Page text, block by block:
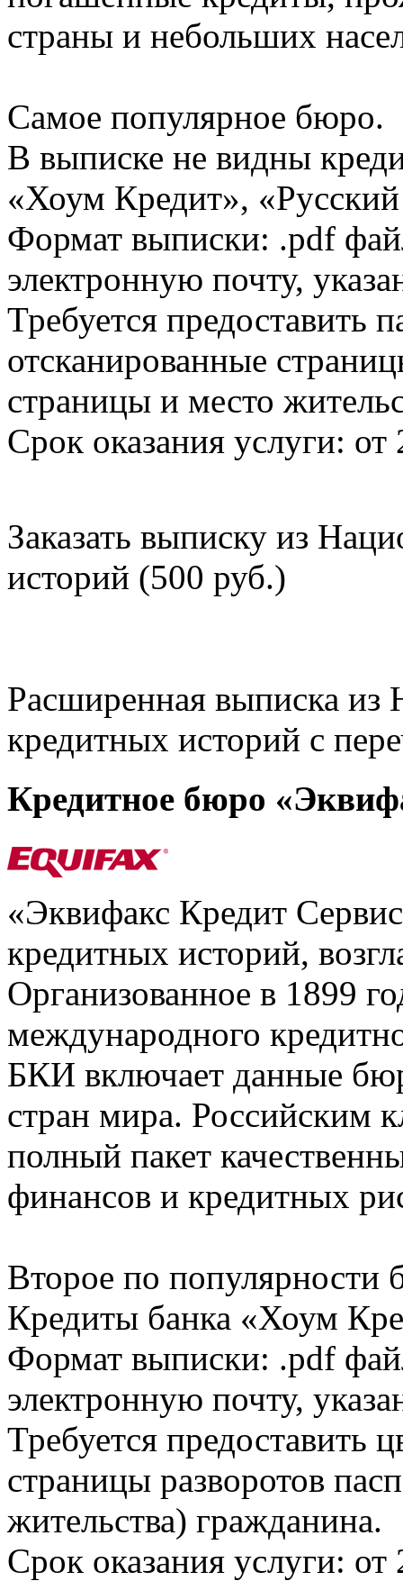
страны и небольших
Самое популярное бюро.
В выписке не видны
«Хоум Кредит»,
Формат выписки: .pdf
электронную почту,
Требуется предоставить
отсканированные
страницы и место
Срок оказания услуги: от
Заказать выписку из
историй (500 руб.)
Расширенная выписка из
кредитных историй с
Кредитное бюро
«Эквифакс Кредит
кредитных историй,
Организованное в 1899
международного
БКИ включает данные
стран мира. Российским
полный пакет
финансов и кредитных
Второе по популярности
Кредиты банка «Хоум
Формат выписки: .pdf
электронную почту,
Требуется предоставить
страницы разворотов
жительства) гражданина.
Срок оказания услуги: от